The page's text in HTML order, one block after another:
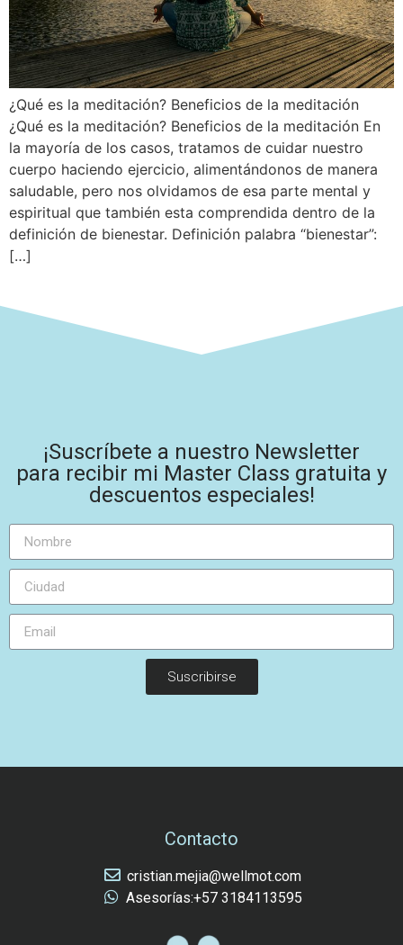
¿Qué es la meditación? Beneficios de la meditación
¿Qué es la meditación? Beneficios de la meditación En
la mayoría de los casos, tratamos de cuidar nuestro
cuerpo haciendo ejercicio, alimentándonos de manera
saludable, pero nos olvidamos de esa parte mental y
espiritual que también esta comprendida dentro de la
definición de bienestar. Definición palabra “bienestar”:
[…]
¡Suscríbete a nuestro Newsletter
para recibir mi Master Class gratuita y
descuentos especiales!
Suscribirse
Contacto
cristian.mejia@wellmot.com
Asesorías:+57 3184113595